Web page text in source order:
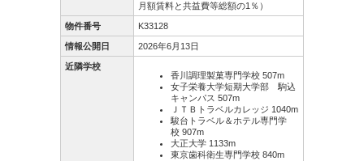
月額賃料と共益費等総額の1％）
物件番号 K33128
情報公開日 2026年6月13日
近隣学校
香川調理製菓専門学校 507m
女子栄養大学短期大学部 駒込
キャンパス 507m
ＪＴＢトラベルカレッジ 1040m
駿台トラベル＆ホテル専門学
校 907m
大正大学 1133m
東京歯科衛生専門学校 840m